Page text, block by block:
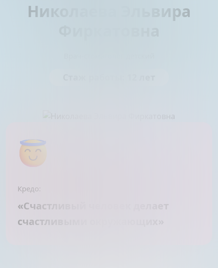
Николаева Эльвира
Кредо:
«Счастливый человек делает
счастливыми окружающих»